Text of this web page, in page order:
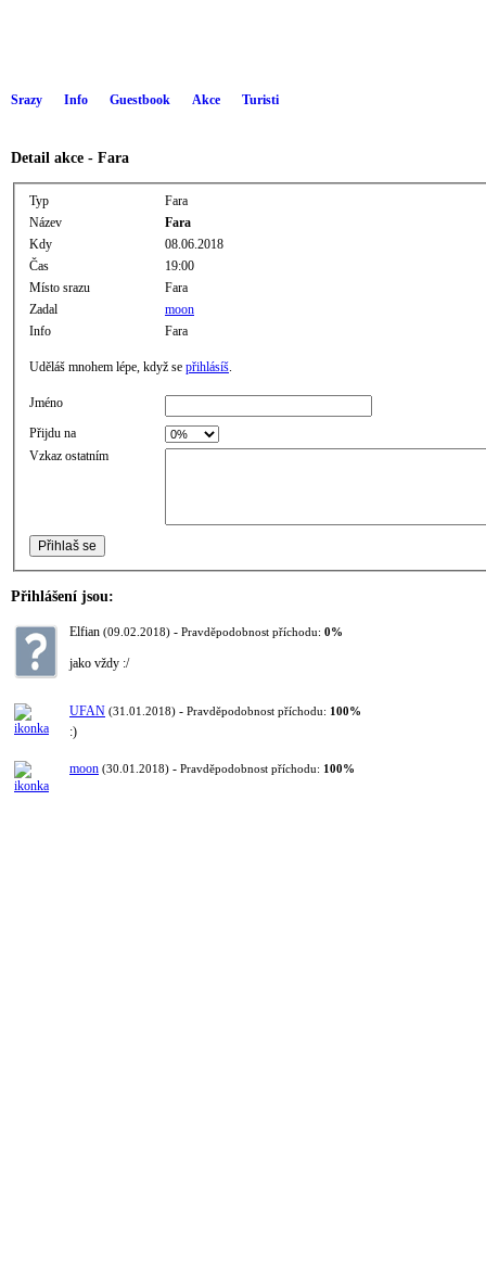
Srazy Info Guestbook Akce Turisti
Detail akce - Fara
Typ
Fara
Název
Fara
Kdy
08.06.2018
Čas
19:00
Místo srazu
Fara
Zadal
moon
Info
Fara
Uděláš mnohem lépe, když se přihlásíš.
Jméno
Přijdu na
Vzkaz ostatním
Přihlášení jsou:
Elfian (09.02.2018) - Pravděpodobnost příchodu: 0%
jako vždy :/
UFAN (31.01.2018) - Pravděpodobnost příchodu: 100%
:)
moon (30.01.2018) - Pravděpodobnost příchodu: 100%